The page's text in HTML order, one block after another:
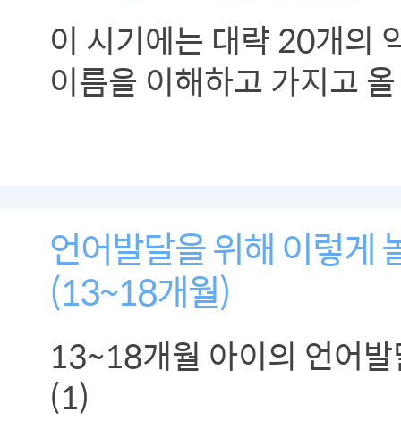
이 시기에는 대략 20개의
이름을 이해하고 가지고
언어발달을 위해 이렇게
(13~18개월)
13~18개월 아이의 언어
(1)